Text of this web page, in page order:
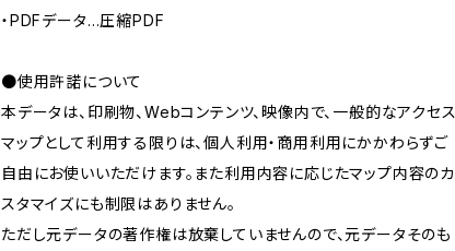
・PDFデータ…圧縮PDF
●使用許諾について
本データは、印刷物、Webコンテンツ、映像内で、一般的なアクセス
マップとして利用する限りは、個人利用・商用利用にかかわらずご
自由にお使いいただけます。また利用内容に応じたマップ内容のカ
スタマイズにも制限はありません。
ただし元データの著作権は放棄していませんので、元データそのも